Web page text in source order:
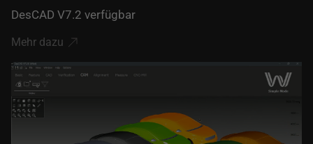
DesCAD V7.2 verfügbar
Mehr dazu